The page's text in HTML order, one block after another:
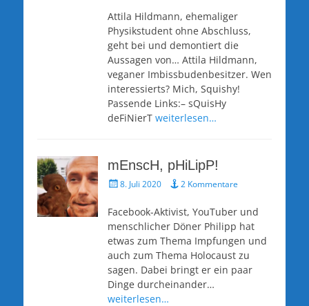
Attila Hildmann, ehemaliger
Physikstudent ohne Abschluss,
geht bei und demontiert die
Aussagen von… Attila Hildmann,
veganer Imbissbudenbesitzer. Wen
interessierts? Mich, Squishy!
Passende Links:– sQuisHy
deFiNierT weiterlesen…
mEnscH, pHiLipP!
Veröffentlicht
8. Juli 2020 2 Kommentare
Facebook-Aktivist, YouTuber und
menschlicher Döner Philipp hat
etwas zum Thema Impfungen und
auch zum Thema Holocaust zu
sagen. Dabei bringt er ein paar
Dinge durcheinander…
weiterlesen…